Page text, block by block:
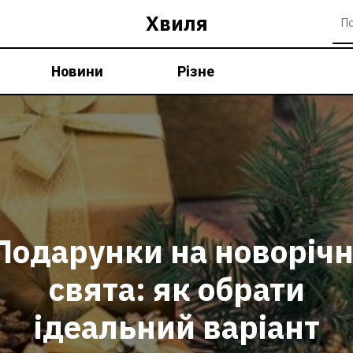
Хвиля
Новини Різне
на
свята: як обрати
ідеальний варіант